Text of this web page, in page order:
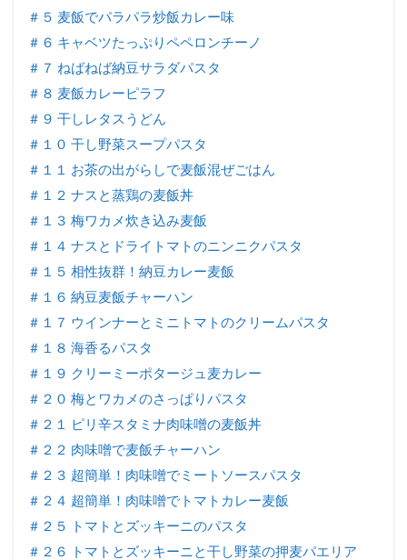
＃５ 麦飯でパラパラ炒飯カレー味
＃６ キャベツたっぷりペペロンチーノ
＃７ ねばねば納豆サラダパスタ
＃８ 麦飯カレーピラフ
＃９ 干しレタスうどん
＃１０ 干し野菜スープパスタ
＃１１ お茶の出がらしで麦飯混ぜごはん
＃１２ ナスと蒸鶏の麦飯丼
＃１３ 梅ワカメ炊き込み麦飯
＃１４ ナスとドライトマトのニンニクパスタ
＃１５ 相性抜群！納豆カレー麦飯
＃１６ 納豆麦飯チャーハン
＃１７ ウインナーとミニトマトのクリームパスタ
＃１８ 海香るパスタ
＃１９ クリーミーポタージュ麦カレー
＃２０ 梅とワカメのさっぱりパスタ
＃２１ ピリ辛スタミナ肉味噌の麦飯丼
＃２２ 肉味噌で麦飯チャーハン
＃２３ 超簡単！肉味噌でミートソースパスタ
＃２４ 超簡単！肉味噌でトマトカレー麦飯
＃２５ トマトとズッキーニのパスタ
＃２６ トマトとズッキーニと干し野菜の押麦パエリア